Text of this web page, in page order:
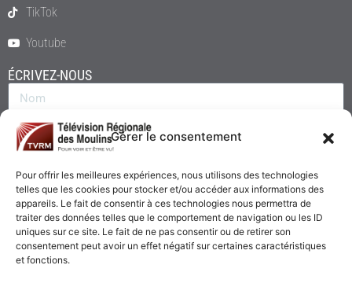
Gérer le consentement
Pour offrir les meilleures expériences, nous utilisons des technologies
telles que les cookies pour stocker et/ou accéder aux informations des
appareils. Le fait de consentir à ces technologies nous permettra de
traiter des données telles que le comportement de navigation ou les ID
uniques sur ce site. Le fait de ne pas consentir ou de retirer son
consentement peut avoir un effet négatif sur certaines caractéristiques
et fonctions.
TikTok
Youtube
ÉCRIVEZ-NOUS